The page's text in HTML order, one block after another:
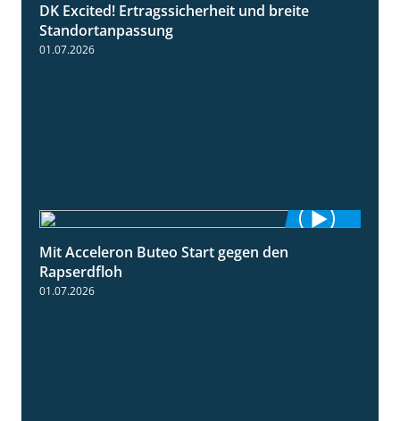
2:41
DK Excited! Ertragssicherheit und breite
Standortanpassung
01.07.2026
Mit Acceleron Buteo Start gegen den
Rapserdfloh
01.07.2026